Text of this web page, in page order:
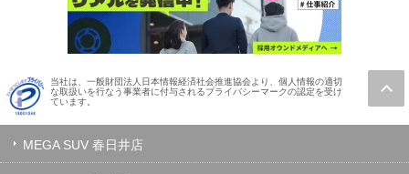
当社は、一般財団法人日本情報経済社会推進協会より、個人情報の適切
な取扱いを行なう事業者に付与されるプライバシーマークの認定を受け
ています。
MEGA SUV 春日井店